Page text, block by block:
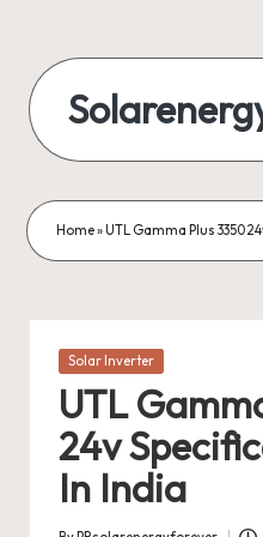
content
बिजली
Home»UTL Gamma Plus 3350
Posted
Solar Inverter
UTL
24v
In India